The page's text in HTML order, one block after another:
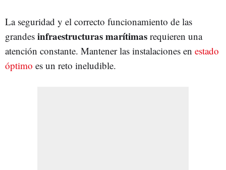
La seguridad y el correcto funcionamiento de las
grandes infraestructuras marítimas requieren una
atención constante. Mantener las instalaciones en estado
óptimo es un reto ineludible.